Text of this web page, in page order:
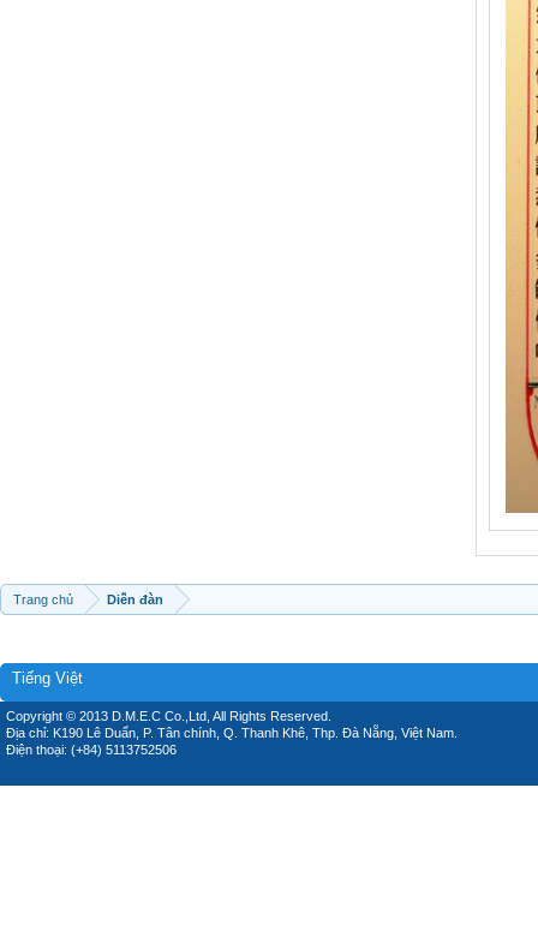
Trang chủ Diễn đàn
Tiếng Việt
Copyright © 2013 D.M.E.C Co.,Ltd, All Rights Reserved.
Địa chỉ: K190 Lê Duẩn, P. Tân chính, Q. Thanh Khê, Thp. Đà Nẵng, Việt Nam.
Điện thoại: (+84) 5113752506